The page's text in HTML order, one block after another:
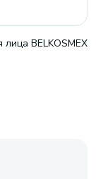
BELKOSMEX